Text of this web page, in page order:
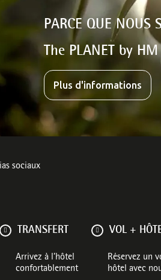
PARCE QUE NOUS
The PLANET by
Plus d'informations
sociaux
TRANSFERT
Arrivez à l’hôtel
confortablement
VOL +
Réservez un
hôtel avec